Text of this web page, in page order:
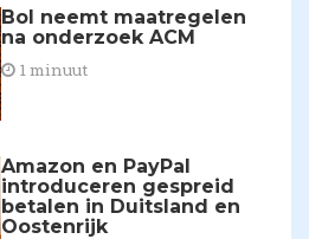
Bol neemt maatregelen
na onderzoek ACM
1 minuut
Amazon en PayPal
introduceren gespreid
betalen in Duitsland en
Oostenrijk